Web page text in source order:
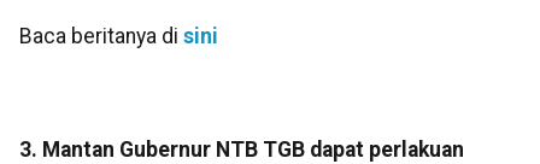
Baca beritanya di sini
3. Mantan Gubernur NTB TGB dapat perlakuan